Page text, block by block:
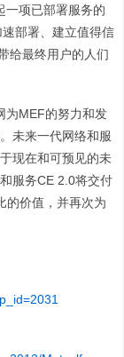
一项已部署服务的
部署、建立值得信
给最终用户的人们
为MEF的努力和发
未来一代网络和服
现在和可预见的未
服务CE 2.0将交付
的价值，并再次为